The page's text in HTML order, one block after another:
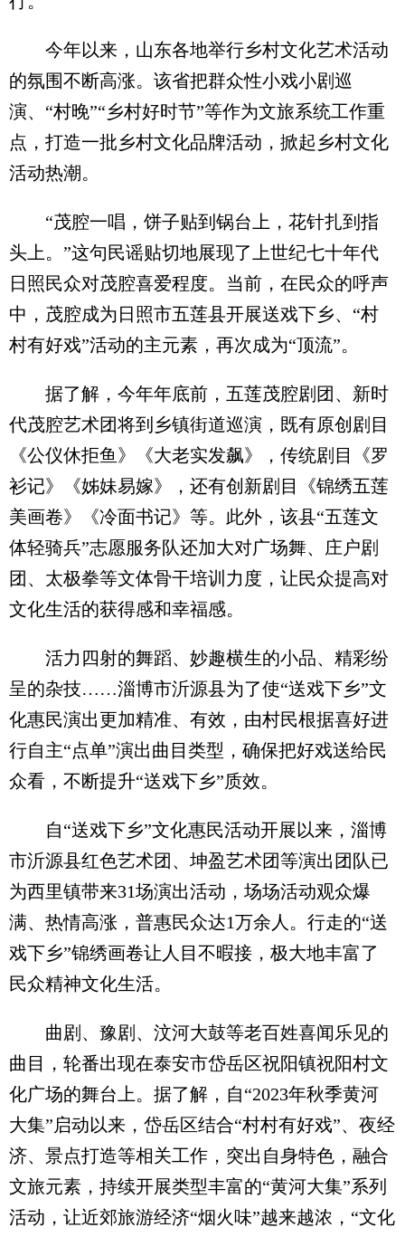
今年以来，山东各地举行乡村文化艺术活动
的氛围不断高涨。该省把群众性小戏小剧巡
演、“村晚”“乡村好时节”等作为文旅系统工作重
点，打造一批乡村文化品牌活动，掀起乡村文化
活动热潮。
“茂腔一唱，饼子贴到锅台上，花针扎到指
头上。”这句民谣贴切地展现了上世纪七十年代
日照民众对茂腔喜爱程度。当前，在民众的呼声
中，茂腔成为日照市五莲县开展送戏下乡、“村
村有好戏”活动的主元素，再次成为“顶流”。
据了解，今年年底前，五莲茂腔剧团、新时
代茂腔艺术团将到乡镇街道巡演，既有原创剧目
《公仪休拒鱼》《大老实发飙》，传统剧目《罗
衫记》《姊妹易嫁》，还有创新剧目《锦绣五莲
美画卷》《冷面书记》等。此外，该县“五莲文
体轻骑兵”志愿服务队还加大对广场舞、庄户剧
团、太极拳等文体骨干培训力度，让民众提高对
文化生活的获得感和幸福感。
活力四射的舞蹈、妙趣横生的小品、精彩纷
呈的杂技……淄博市沂源县为了使“送戏下乡”文
化惠民演出更加精准、有效，由村民根据喜好进
行自主“点单”演出曲目类型，确保把好戏送给民
众看，不断提升“送戏下乡”质效。
自“送戏下乡”文化惠民活动开展以来，淄博
市沂源县红色艺术团、坤盈艺术团等演出团队已
为西里镇带来31场演出活动，场场活动观众爆
满、热情高涨，普惠民众达1万余人。行走的“送
戏下乡”锦绣画卷让人目不暇接，极大地丰富了
民众精神文化生活。
曲剧、豫剧、汶河大鼓等老百姓喜闻乐见的
曲目，轮番出现在泰安市岱岳区祝阳镇祝阳村文
化广场的舞台上。据了解，自“2023年秋季黄河
大集”启动以来，岱岳区结合“村村有好戏”、夜经
济、景点打造等相关工作，突出自身特色，融合
文旅元素，持续开展类型丰富的“黄河大集”系列
活动，让近郊旅游经济“烟火味”越来越浓，“文化